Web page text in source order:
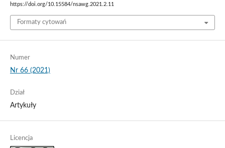
https://doi.org/10.15584/nsawg.2021.2.11
Formaty cytowań
Numer
Nr 66 (2021)
Dział
Artykuły
Licencja